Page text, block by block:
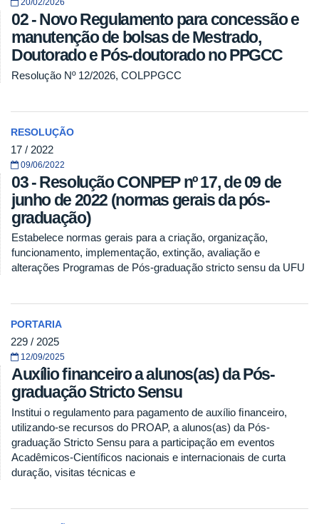
20/02/2026
02 - Novo Regulamento para concessão e
manutenção de bolsas de Mestrado,
Doutorado e Pós-doutorado no PPGCC
Resolução Nº 12/2026, COLPPGCC
RESOLUÇÃO
17 / 2022
09/06/2022
03 - Resolução CONPEP nº 17, de 09 de
junho de 2022 (normas gerais da pós-
graduação)
Estabelece normas gerais para a criação, organização,
funcionamento, implementação, extinção, avaliação e
alterações Programas de Pós-graduação stricto sensu da UFU
PORTARIA
229 / 2025
12/09/2025
Auxílio ﬁnanceiro a alunos(as) da Pós-
graduação Stricto Sensu
Institui o regulamento para pagamento de auxílio ﬁnanceiro,
utilizando-se recursos do PROAP, a alunos(as) da Pós-
graduação Stricto Sensu para a participação em eventos
Acadêmicos-Científicos nacionais e internacionais de curta
duração, visitas técnicas e